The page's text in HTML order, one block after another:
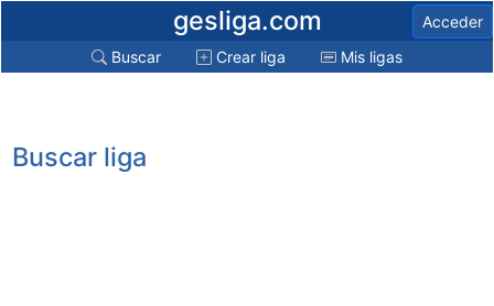
gesliga.com
Acceder
Buscar
Crear liga Mis ligas
Buscar liga